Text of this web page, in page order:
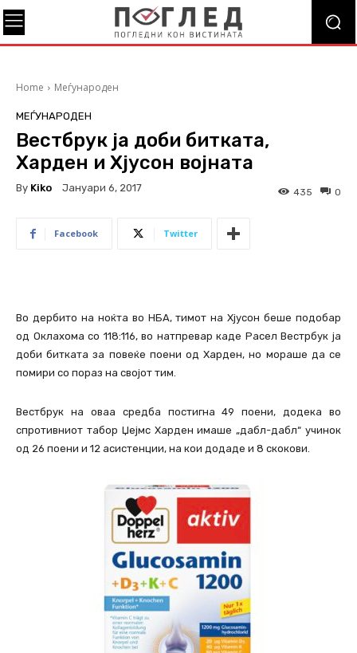
Home Меѓународен
МЕЃУНАРОДЕН
Вестбрук ја доби битката,
Харден и Хјусон војната
By Kiko Јануари 6, 2017 0
435
Facebook Twitter
Во дербито на ноќта во НБА, тимот на Хјусон беше подобар
од Оклахома со 118:116, во натпревар каде Расел Вестрбук ја
доби битката за повеќе поени од Харден, но мораше да се
помири со пораз на својот тим.
Вестбрук на оваа средба постигна 49 поени, додека во
спротивниот табор Џејмс Харден имаше „дабл-дабл“ учинок
од 26 поени и 12 асистенции, на кои додаде и 8 скокови.